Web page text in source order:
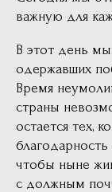
важную для
В этот день
одержавших
Время
страны
остается тех,
чтобы ныне
с должным